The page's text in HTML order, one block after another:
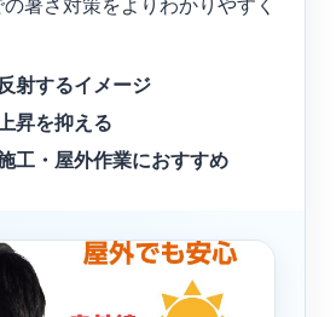
射するイメージ
昇を抑える
工・屋外作業におすすめ